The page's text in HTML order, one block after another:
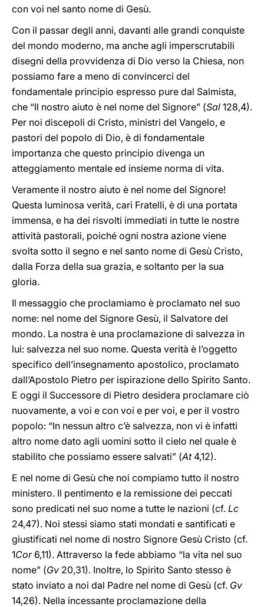
con voi nel santo nome di Gesù.
Con il passar degli anni, davanti alle grandi conquiste
del mondo moderno, ma anche agli imperscrutabili
disegni della provvidenza di Dio verso la Chiesa, non
possiamo fare a meno di convincerci del
fondamentale principio espresso pure dal Salmista,
che “Il nostro aiuto è nel nome del Signore” (Sal 128,4).
Per noi discepoli di Cristo, ministri del Vangelo, e
pastori del popolo di Dio, è di fondamentale
importanza che questo principio divenga un
atteggiamento mentale ed insieme norma di vita.
Veramente il nostro aiuto è nel nome del Signore!
Questa luminosa verità, cari Fratelli, è di una portata
immensa, e ha dei risvolti immediati in tutte le nostre
attività pastorali, poiché ogni nostra azione viene
svolta sotto il segno e nel santo nome di Gesù Cristo,
dalla Forza della sua grazia, e soltanto per la sua
gloria.
Il messaggio che proclamiamo è proclamato nel suo
nome: nel nome del Signore Gesù, il Salvatore del
mondo. La nostra è una proclamazione di salvezza in
lui: salvezza nel suo nome. Questa verità è l’oggetto
specifico dell’insegnamento apostolico, proclamato
dall’Apostolo Pietro per ispirazione dello Spirito Santo.
E oggi il Successore di Pietro desidera proclamare ciò
nuovamente, a voi e con voi e per voi, e per il vostro
popolo: “In nessun altro c’è salvezza, non vi è infatti
altro nome dato agli uomini sotto il cielo nel quale è
stabilito che possiamo essere salvati” (At4,12).
E nel nome di Gesù che noi compiamo tutto il nostro
ministero. Il pentimento e la remissione dei peccati
sono predicati nel suo nome a tutte le nazioni (cf. Lc
24,47). Noi stessi siamo stati mondati e santificati e
giustificati nel nome di nostro Signore Gesù Cristo (cf.
1Cor6,11). Attraverso la fede abbiamo “la vita nel suo
nome” (Gv 20,31). Inoltre, lo Spirito Santo stesso è
stato inviato a noi dal Padre nel nome di Gesù (cf. Gv
14,26). Nella incessante proclamazione della